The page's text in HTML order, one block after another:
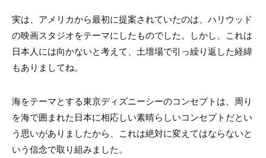
実は、アメリカから最初に提案されていたのは、ハリウッド
の映画スタジオをテーマにしたものでした。しかし、これは
日本人には向かないと考えて、土壇場で引っ繰り返した経緯
もありましてね。
海をテーマとする東京ディズニーシーのコンセプトは、周り
を海で囲まれた日本に相応しい素晴らしいコンセプトだとい
う思いがありましたから、これは絶対に変えてはならないと
いう信念で取り組みました。